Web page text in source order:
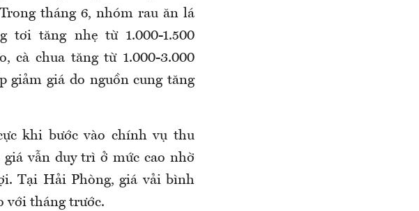
tháng 6, nhóm rau ăn lá
tơi tăng nhẹ từ 1.000-1.500
cà chua tăng từ 1.000-3.000
giảm giá do nguồn cung tăng
khi bước vào chính vụ thu
vẫn duy trì ở mức cao nhờ
Tại Hải Phòng, giá vải bình
với tháng trước.